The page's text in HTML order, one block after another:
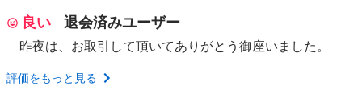
良い
退会済みユーザー
昨夜は、お取引して頂いてありがとう御座いました。
評価をもっと見る